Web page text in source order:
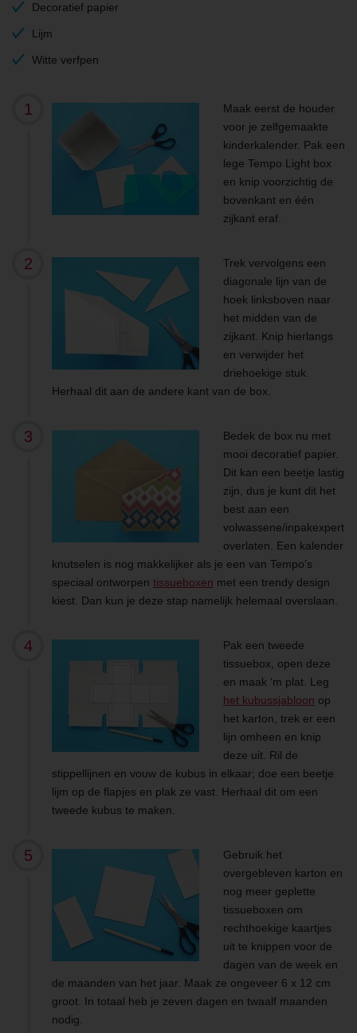
Decoratief papier
Lijm
Witte verfpen
Maak eerst de houder
voor je zelfgemaakte
kinderkalender. Pak een
lege Tempo Light box
en knip voorzichtig de
bovenkant en één
zijkant eraf.
Trek vervolgens een
diagonale lijn van de
hoek linksboven naar
het midden van de
zijkant. Knip hierlangs
en verwijder het
driehoekige stuk.
Herhaal dit aan de andere kant van de box.
Bedek de box nu met
mooi decoratief papier.
Dit kan een beetje lastig
zijn, dus je kunt dit het
best aan een
volwassene/inpakexpert
overlaten. Een kalender
knutselen is nog makkelijker als je een van Tempo’s
speciaal ontworpen tissueboxen met een trendy design
kiest. Dan kun je deze stap namelijk helemaal overslaan.
Pak een tweede
tissuebox, open deze
en maak ‘m plat. Leg
het kubussjabloon op
het karton, trek er een
lijn omheen en knip
deze uit. Ril de
stippellijnen en vouw de kubus in elkaar; doe een beetje
lijm op de flapjes en plak ze vast. Herhaal dit om een
tweede kubus te maken.
Gebruik het
overgebleven karton en
nog meer geplette
tissueboxen om
rechthoekige kaartjes
uit te knippen voor de
dagen van de week en
de maanden van het jaar. Maak ze ongeveer 6 x 12 cm
groot. In totaal heb je zeven dagen en twaalf maanden
nodig.